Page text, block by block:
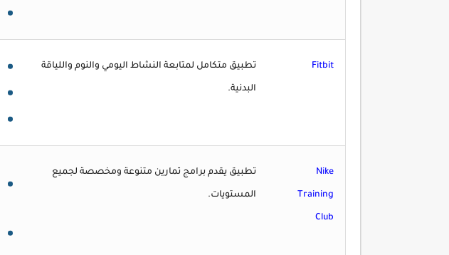
Fitbit تطبيق متكامل لمتابعة النشاط اليومي والنوم واللياقة
البدنية.
Nike
Training
Club
تطبيق يقدم برامج تمارين متنوعة ومخصصة لجميع
المستويات.